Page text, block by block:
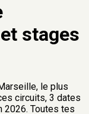
stages
, le plus
circuits, 3 dates
2026. Toutes tes